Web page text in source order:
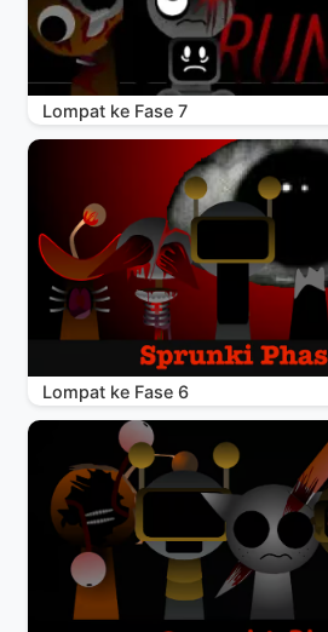
Lompat ke Fase 7
Lompat ke Fase 6